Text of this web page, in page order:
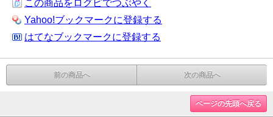
この商品をログピでつぶやく
Yahoo!ブックマークに登録する
はてなブックマークに登録する
前の商品へ 次の商品へ
ページの先頭へ戻る